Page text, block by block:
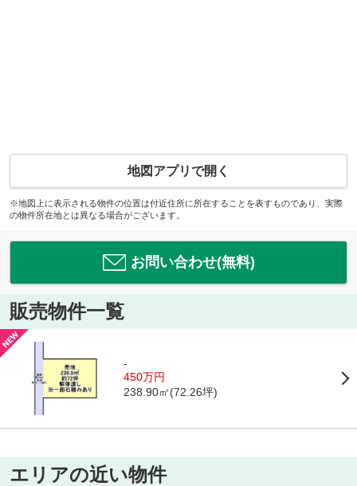
地図アプリで開く
※地図上に表示される物件の位置は付近住所に所在することを表すものであり、実際
の物件所在地とは異なる場合がございます。
お問い合わせ(無料)
販売物件一覧
-
450万円
238.90㎡(72.26坪)
エリアの近い物件